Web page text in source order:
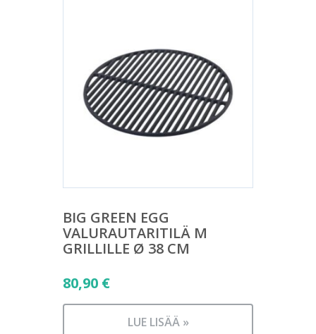
BIG GREEN EGG
VALURAUTARITILÄ M
GRILLILLE Ø 38 CM
80,90 €
LUE LISÄÄ »